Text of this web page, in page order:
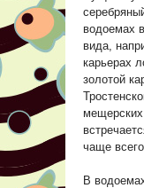
водоемах
вида,
карьерах
золотой
чаще
В